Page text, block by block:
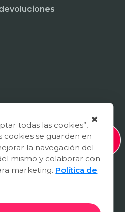
×
todas las cookies”,
cookies se guarden en
la navegación del
mismo y colaborar con
marketing. Política de